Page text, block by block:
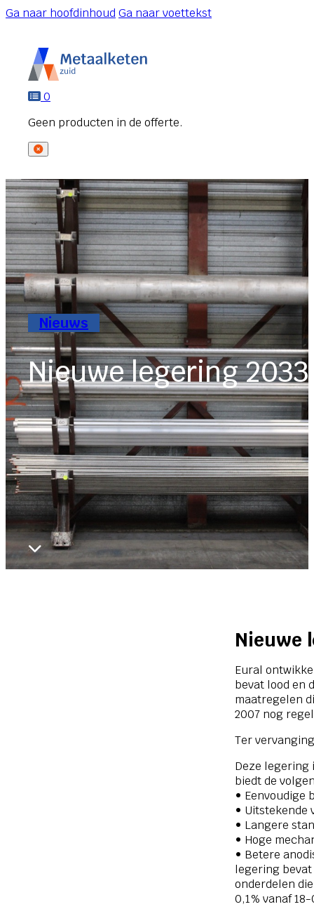
Ga naar hoofdinhoudGa naar voettekst
0
Nieuws
Nieuwe legering 2033
Nieuwe
Eural
bevat lood en
maatregelen
2007 nog
Ter
Deze legering
biedt de
• Eenvoudige
• Uitstekende
• Langere
• Hoge
• Betere
legering bevat
onderdelen
0,1% vanaf